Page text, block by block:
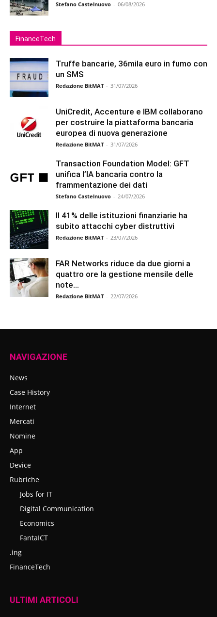
Stefano Castelnuovo - 06/08/2026
FinanceTech
Truffe bancarie, 36mila euro in fumo con
un SMS
Redazione BitMAT - 31/07/2026
UniCredit, Accenture e IBM collaborano
per costruire la piattaforma bancaria
europea di nuova generazione
Redazione BitMAT - 31/07/2026
Transaction Foundation Model: GFT
unifica l’IA bancaria contro la
frammentazione dei dati
Stefano Castelnuovo - 24/07/2026
Il 41% delle istituzioni finanziarie ha
subito attacchi cyber distruttivi
Redazione BitMAT - 23/07/2026
FAR Networks riduce da due giorni a
quattro ore la gestione mensile delle
note...
Redazione BitMAT - 22/07/2026
NAVIGAZIONE
News
Case History
Internet
Mercati
Nomine
App
Device
Rubriche
Jobs for IT
Digital Communication
Economics
FantaICT
.ing
FinanceTech
ULTIMI ARTICOLI